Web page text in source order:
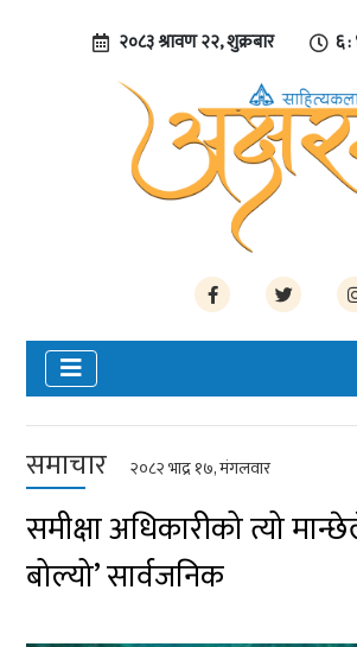
२०८३ श्रावण २२, शुक्रबार ६
समाचार २०८२ भाद्र १७, मंगलवार
समीक्षा अधिकारीको त्यो
बोल्यो’ सार्वजनिक